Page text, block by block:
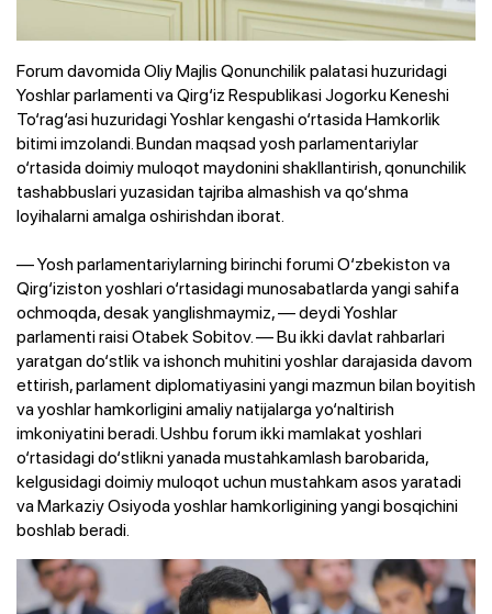
Forum davomida Oliy Majlis Qonunchilik palatasi huzuridagi
Yoshlar parlamenti va Qirg‘iz Respublikasi Jogorku Keneshi
To‘rag‘asi huzuridagi Yoshlar kengashi o‘rtasida Hamkorlik
bitimi imzolandi. Bundan maqsad yosh parlamentariylar
o‘rtasida doimiy muloqot maydonini shakllantirish, qonunchilik
tashabbuslari yuzasidan tajriba almashish va qo‘shma
loyihalarni amalga oshirishdan iborat.
— Yosh parlamentariylarning birinchi forumi O‘zbekiston va
Qirg‘iziston yoshlari o‘rtasidagi munosabatlarda yangi sahifa
ochmoqda, desak yanglishmaymiz, — deydi Yoshlar
parlamenti raisi Otabek Sobitov. — Bu ikki davlat rahbarlari
yaratgan do‘stlik va ishonch muhitini yoshlar darajasida davom
ettirish, parlament diplomatiyasini yangi mazmun bilan boyitish
va yoshlar hamkorligini amaliy natijalarga yo‘naltirish
imkoniyatini beradi. Ushbu forum ikki mamlakat yoshlari
o‘rtasidagi do‘stlikni yanada mustahkamlash barobarida,
kelgusidagi doimiy muloqot uchun mustahkam asos yaratadi
va Markaziy Osiyoda yoshlar hamkorligining yangi bosqichini
boshlab beradi.